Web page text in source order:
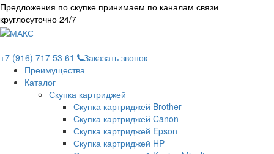
Предложения по скупке принимаем по каналам связи
круглосуточно 24/7
+7 (916) 717 53 61
Заказать звонок
Преимущества
Каталог
Скупка картриджей
Скупка картриджей Brother
Скупка картриджей Canon
Скупка картриджей Epson
Скупка картриджей HP